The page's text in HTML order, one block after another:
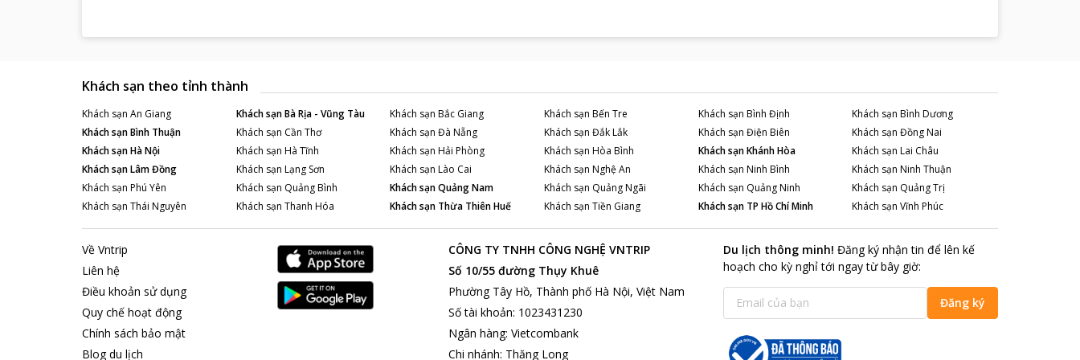
Những điểm du lịch hút khách gần khách sạn:
Đến với
Mai Am Guest House để có một chuyến đi trọn vẹn đầy niềm vui các bạn nhé!
Khách sạn theo tỉnh thành
Khách sạn An Giang Khách sạnBà Rịa - Vũng Tàu Khách sạn Bắc Giang Khách sạn Bến Tre Khách sạn Bình Định Khách sạn Bình Dương
Khách sạnBình Thuận Khách sạn Cần Thơ Khách sạn Đà Nẵng Khách sạn Đắk Lắk Khách sạn Điện Biên Khách sạn Đồng Nai
Khách sạnHà Nội Khách sạn Hà Tĩnh Khách sạn Hải Phòng Khách sạn Hòa Bình Khách sạnKhánh Hòa Khách sạn Lai Châu
Khách sạnLâm Đồng Khách sạn Lạng Sơn Khách sạn Lào Cai Khách sạn Nghệ An Khách sạn Ninh Bình Khách sạn Ninh Thuận
Khách sạn Phú Yên Khách sạn Quảng Bình Khách sạnQuảng Nam Khách sạn Quảng Ngãi Khách sạn Quảng Ninh Khách sạn Quảng Trị
Khách sạn Thái Nguyên Khách sạn Thanh Hóa Khách sạn Thừa Thiên Huế Khách sạn Tiền Giang Khách sạn TP Hồ Chí Minh Khách sạn Vĩnh Phúc
Về Vntrip
Liên hệ
Điều khoản sử dụng
Quy chế hoạt động
Chính sách bảo mật
Blog du lịch
CÔNG TY TNHH CÔNG NGHỆ VNTRIP
Số 10/55 đường Thụy Khuê
Phường Tây Hồ, Thành phố Hà Nội, Việt Nam
Số tài khoản: 1023431230
Ngân hàng: Vietcombank
Chi nhánh: Thăng Long
Du lịch thông minh! Đăng ký nhận tin để lên kế
hoạch cho kỳ nghỉ tới ngay từ bây giờ:
Đăng ký